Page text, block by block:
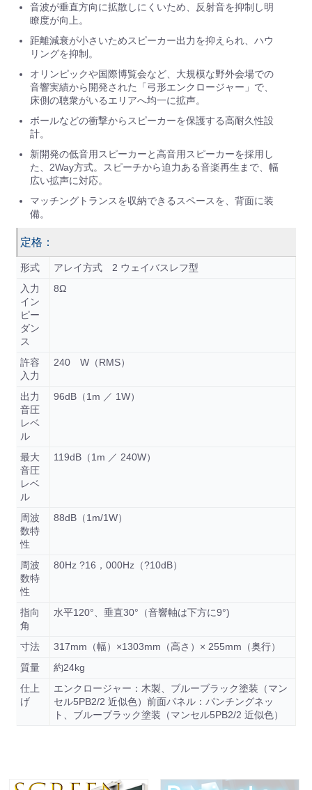
音波が垂直方向に拡散しにくいため、反射音を抑制し明
瞭度が向上。
距離減衰が小さいためスピーカー出力を抑えられ、ハウ
リングを抑制。
オリンピックや国際博覧会など、大規模な野外会場での
音響実績から開発された「弓形エンクロージャー」で、
床側の聴衆がいるエリアへ均一に拡声。
ボールなどの衝撃からスピーカーを保護する高耐久性設
計。
新開発の低音用スピーカーと高音用スピーカーを採用し
た、2Way方式。スピーチから迫力ある音楽再生まで、幅
広い拡声に対応。
マッチングトランスを収納できるスペースを、背面に装
備。
定格：
形式
アレイ方式 2 ウェイバスレフ型
入力
イン
ピー
ダン
ス
8Ω
許容
入力
240 W（RMS）
出力
音圧
レベ
ル
96dB（1m ／ 1W）
最大
音圧
レベ
ル
119dB（1m ／ 240W）
周波
数特
性
88dB（1m/1W）
周波
数特
性
80Hz ?16，000Hz（?10dB）
指向
角
水平120°、垂直30°（音響軸は下方に9°)
寸法
317mm（幅）×1303mm（高さ）× 255mm（奥行）
質量
約24kg
仕上
げ
エンクロージャー：木製、ブルーブラック塗装（マン
セル5PB2/2 近似色）前面パネル：パンチングネッ
ト、ブルーブラック塗装（マンセル5PB2/2 近似色）